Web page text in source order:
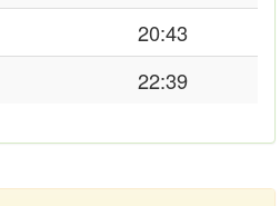
20:43
22:39